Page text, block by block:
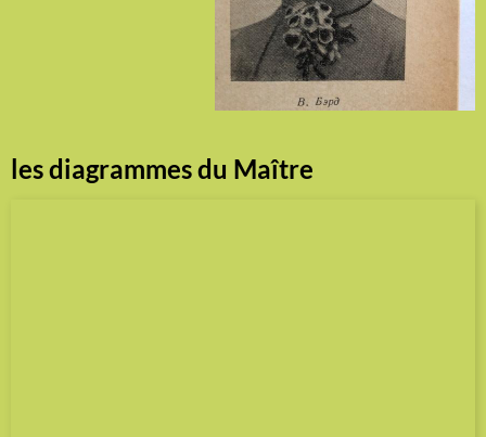
les diagrammes du Maître